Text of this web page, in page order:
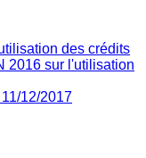
des crédits
2016 sur l'utilisation
12/2017